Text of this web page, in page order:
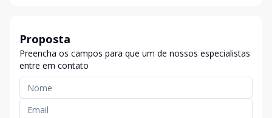
Proposta
Preencha os campos para que um de nossos especialistas
entre em contato